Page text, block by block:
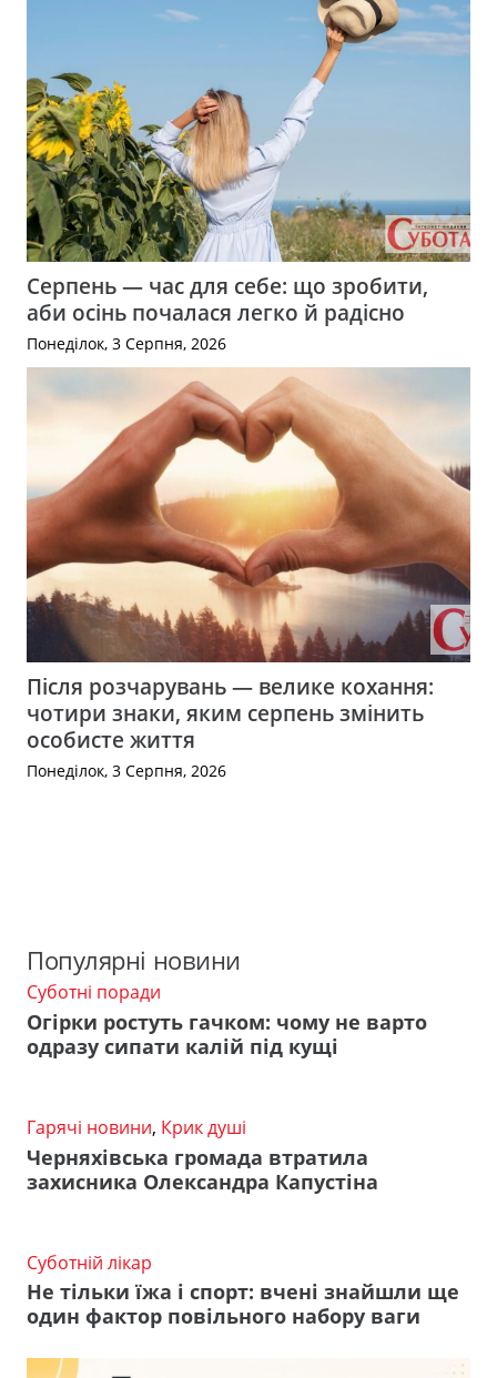
Серпень — час для себе: що зробити,
аби осінь почалася легко й радісно
Понеділок, 3 Серпня, 2026
Після розчарувань — велике кохання:
чотири знаки, яким серпень змінить
особисте життя
Понеділок, 3 Серпня, 2026
Популярні новини
Суботні поради
Огірки ростуть гачком: чому не варто
одразу сипати калій під кущі
Гарячі новини, Крик душі
Черняхівська громада втратила
захисника Олександра Капустіна
Суботній лікар
Не тільки їжа і спорт: вчені знайшли ще
один фактор повільного набору ваги